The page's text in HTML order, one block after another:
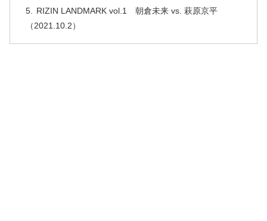
RIZIN LANDMARK vol.1 朝倉未来 vs. 萩原京平
（2021.10.2）